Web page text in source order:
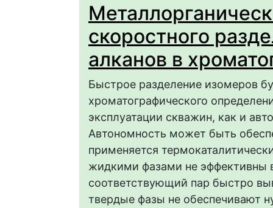
скоростного
алканов в
Быстрое разделение изомеров
хроматографического
эксплуатации скважин, как и
Автономность может быть
применяется
жидкими фазами не эффективны
соответствующий пар быстро
твердые фазы не обеспечивают